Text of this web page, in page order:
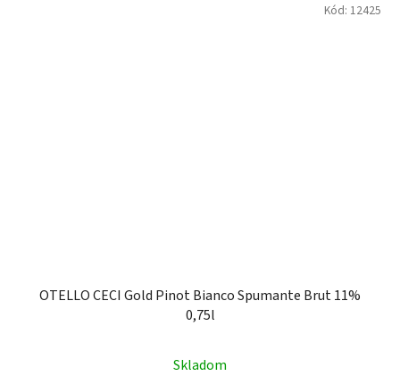
OTELLO CECI Gold Pinot Bianco Spumante Brut 11%
0,75l
Skladom
Kód: 12425